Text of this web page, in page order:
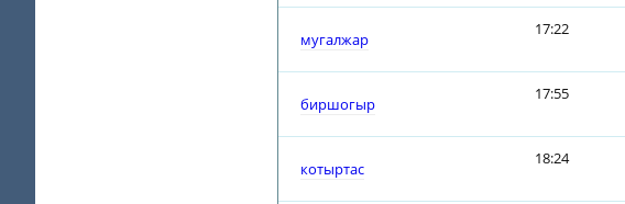
мугалжар
17:22
биршогыр
17:55
котыртас
18:24